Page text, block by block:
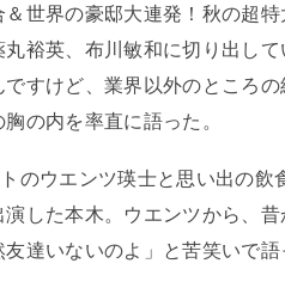
世界の豪邸大連発！秋の超
裕英、布川敏和に切り出し
すけど、業界以外のところ
の内を率直に語った。
のウエンツ瑛士と思い出の飲
した本木。ウエンツから、
達いないのよ」と苦笑いで語